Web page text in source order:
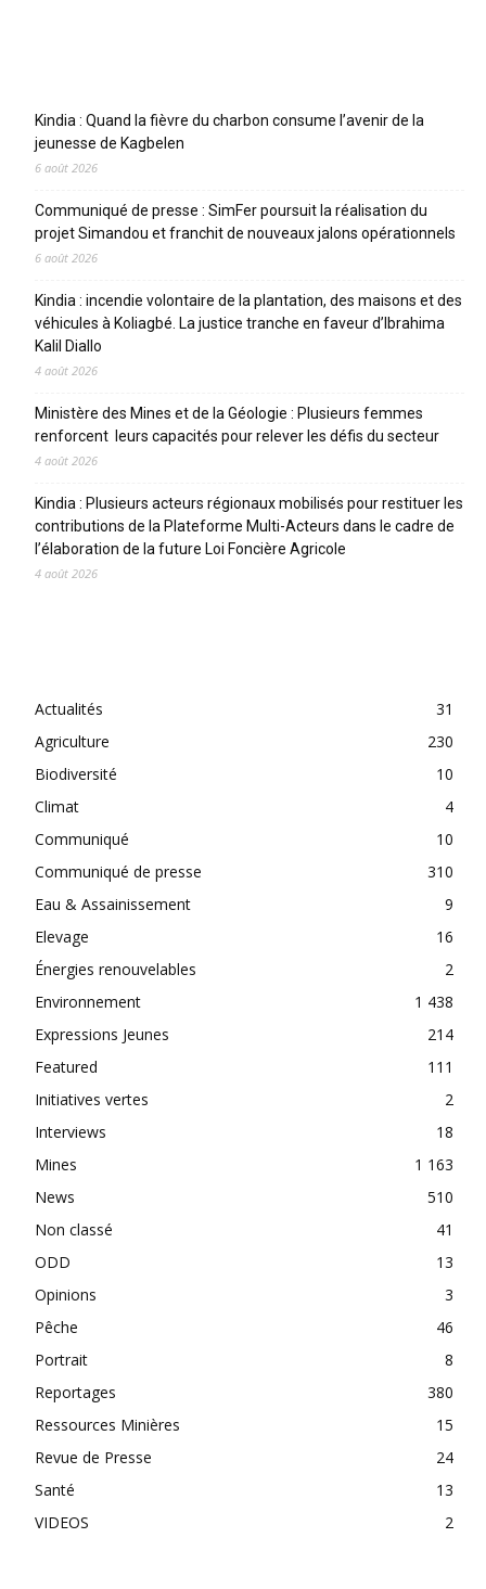
Kindia : Quand la fièvre du charbon consume l’avenir de la
jeunesse de Kagbelen
6 août 2026
Communiqué de presse : SimFer poursuit la réalisation du
projet Simandou et franchit de nouveaux jalons opérationnels
6 août 2026
Kindia : incendie volontaire de la plantation, des maisons et des
véhicules à Koliagbé. La justice tranche en faveur d’Ibrahima
Kalil Diallo
4 août 2026
Ministère des Mines et de la Géologie : Plusieurs femmes
renforcent leurs capacités pour relever les défis du secteur
4 août 2026
Kindia : Plusieurs acteurs régionaux mobilisés pour restituer les
contributions de la Plateforme Multi-Acteurs dans le cadre de
l’élaboration de la future Loi Foncière Agricole
4 août 2026
Actualités
31
Agriculture
230
Biodiversité
10
Climat
4
Communiqué
10
Communiqué de presse
310
Eau & Assainissement
9
Elevage
16
Énergies renouvelables
2
Environnement
1 438
Expressions Jeunes
214
Featured
111
Initiatives vertes
2
Interviews
18
Mines
1 163
News
510
Non classé
41
ODD
13
Opinions
3
Pêche
46
Portrait
8
Reportages
380
Ressources Minières
15
Revue de Presse
24
Santé
13
VIDEOS
2